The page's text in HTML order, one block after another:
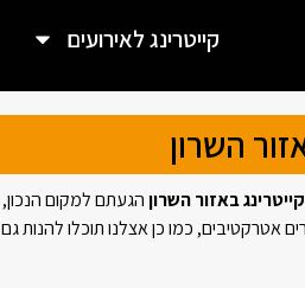
קייטרינג לאירועים
השרון
קייטרינג באזור השרוןהגעתם למקום הנכון,
אטרקטיבים, כמו כן אצלנו תוכלו להנות גם